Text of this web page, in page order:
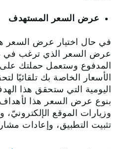
عرض السعر المستهدف
في حال اختيار عرض السعر
عرض السعر الذي ترغب في
المدفوع وستعمل حملتك
الأسعار الخاصة بك تلقائيًا
اليومية التي ستحقق هذا
بنوع عرض السعر هذا لأهداف
وزيارات الموقع
تثبيت التطبيق، وإعادات